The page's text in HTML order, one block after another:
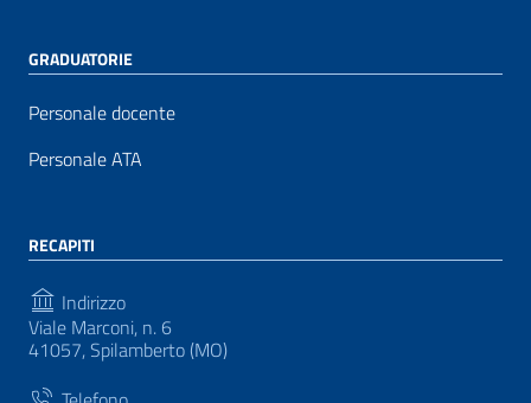
GRADUATORIE
Personale docente
Personale ATA
RECAPITI
Indirizzo
Viale Marconi, n. 6
41057, Spilamberto (MO)